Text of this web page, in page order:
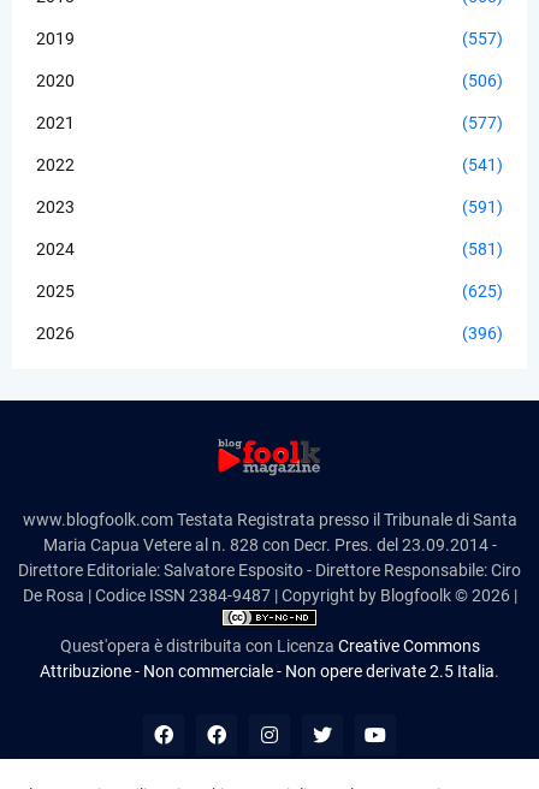
2019 (557)
2020 (506)
2021 (577)
2022 (541)
2023 (591)
2024 (581)
2025 (625)
2026 (396)
www.blogfoolk.com Testata Registrata presso il Tribunale di Santa
Maria Capua Vetere al n. 828 con Decr. Pres. del 23.09.2014 -
Direttore Editoriale: Salvatore Esposito - Direttore Responsabile: Ciro
De Rosa | Codice ISSN 2384-9487 | Copyright by Blogfoolk © 2026 |
Quest'opera è distribuita con Licenza Creative Commons
Attribuzione - Non commerciale - Non opere derivate 2.5 Italia.